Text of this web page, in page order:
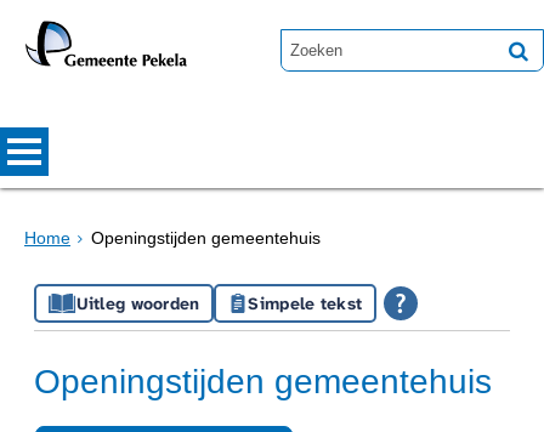
Home Openingstijden gemeentehuis
Uitleg woorden Simpele tekst
Openingstijden gemeentehuis